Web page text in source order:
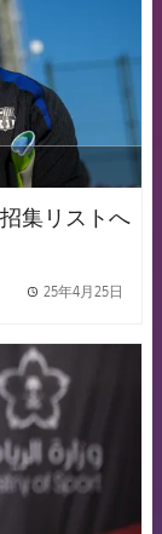
集リストへ
25年4月25日